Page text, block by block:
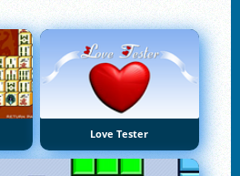
Love Tester